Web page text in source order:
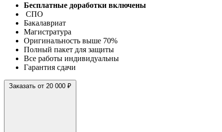
Бесплатные доработки включены
СПО
Бакалавриат
Магистратура
Оригинальность выше 70%
Полный пакет для защиты
Все работы индивидуальны
Гарантия сдачи
Заказать от 20 000 ₽